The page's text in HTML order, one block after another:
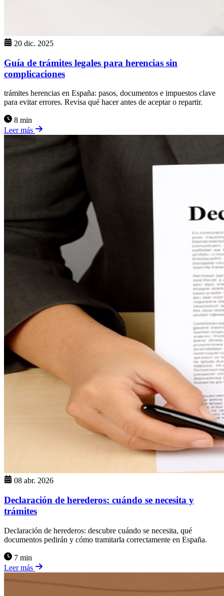
20 dic. 2025
Guía de trámites legales para herencias sin
complicaciones
trámites herencias en España: pasos, documentos e impuestos clave
para evitar errores. Revisa qué hacer antes de aceptar o repartir.
8 min
Leer más
08 abr. 2026
Declaración de herederos: cuándo se necesita y
trámites
Declaración de herederos: descubre cuándo se necesita, qué
documentos pedirán y cómo tramitarla correctamente en España.
7 min
Leer más